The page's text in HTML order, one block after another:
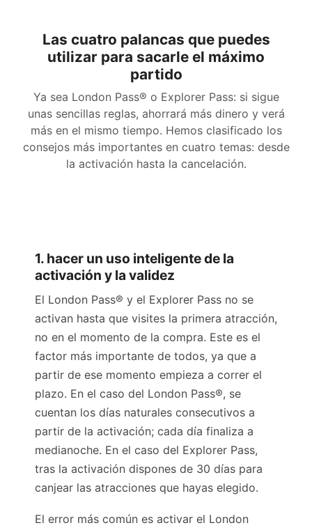
Las cuatro palancas que puedes
utilizar para sacarle el máximo
partido
Ya sea London Pass® o Explorer Pass: si sigue
unas sencillas reglas, ahorrará más dinero y verá
más en el mismo tiempo. Hemos clasificado los
consejos más importantes en cuatro temas: desde
la activación hasta la cancelación.
1. hacer un uso inteligente de la
activación y la validez
El London Pass® y el Explorer Pass no se
activan hasta que visites la primera atracción,
no en el momento de la compra. Este es el
factor más importante de todos, ya que a
partir de ese momento empieza a correr el
plazo. En el caso del London Pass®, se
cuentan los días naturales consecutivos a
partir de la activación; cada día finaliza a
medianoche. En el caso del Explorer Pass,
tras la activación dispones de 30 días para
canjear las atracciones que hayas elegido.
El error más común es activar el London